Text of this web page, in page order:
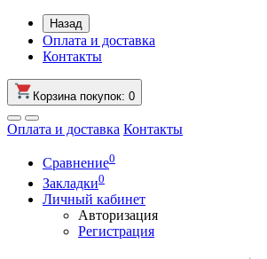
Назад
Оплата и доставка
Контакты
Корзинапокупок: 0
Оплата и доставка Контакты
Сравнение0
Закладки0
Личный кабинет
Авторизация
Регистрация